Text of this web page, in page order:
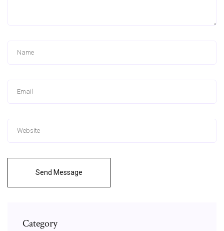
Send Message
Category